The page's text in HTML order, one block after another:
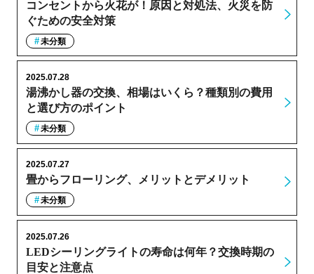
コンセントから火花が！原因と対処法、火災を防
ぐための安全対策
未分類
湯沸かし器の交換、相場はいくら？種類別の費用
と選び方のポイント
2025.07.28
未分類
畳からフローリング、メリットとデメリット
2025.07.27
未分類
LEDシーリングライトの寿命は何年？交換時期の
目安と注意点
2025.07.26